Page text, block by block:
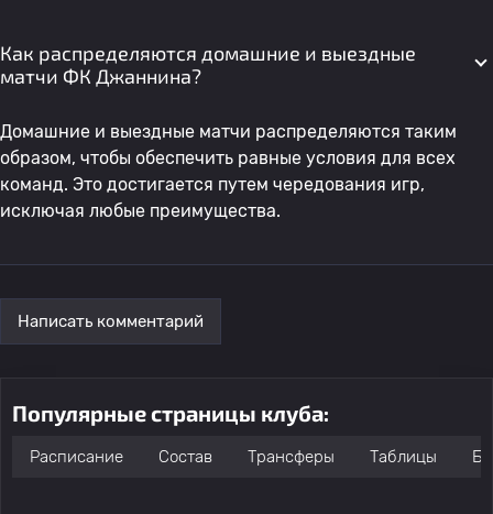
Как распределяются домашние и выездные
матчи ФК Джаннина?
Домашние и выездные матчи распределяются таким
образом, чтобы обеспечить равные условия для всех
команд. Это достигается путем чередования игр,
исключая любые преимущества.
Написать комментарий
Популярные страницы клуба:
Расписание Состав Трансферы Таблицы